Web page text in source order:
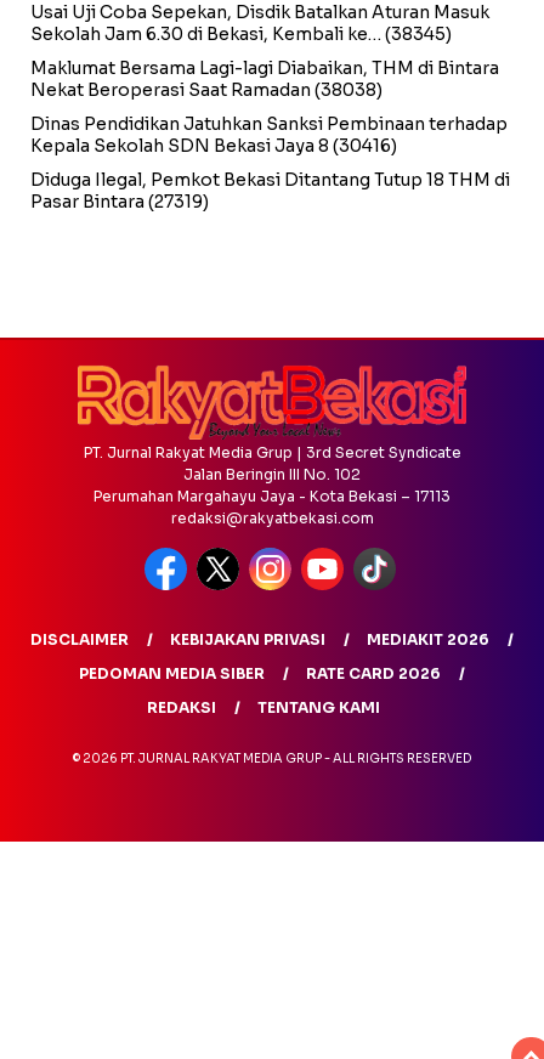
Usai Uji Coba Sepekan, Disdik Batalkan Aturan Masuk
Sekolah Jam 6.30 di Bekasi, Kembali ke… (38345)
Maklumat Bersama Lagi-lagi Diabaikan, THM di Bintara
Nekat Beroperasi Saat Ramadan (38038)
Dinas Pendidikan Jatuhkan Sanksi Pembinaan terhadap
Kepala Sekolah SDN Bekasi Jaya 8 (30416)
Diduga Ilegal, Pemkot Bekasi Ditantang Tutup 18 THM di
Pasar Bintara (27319)
PT. Jurnal Rakyat Media Grup | 3rd Secret Syndicate
Jalan Beringin III No. 102
Perumahan Margahayu Jaya - Kota Bekasi – 17113
redaksi@rakyatbekasi.com
DISCLAIMER KEBIJAKAN PRIVASI
MEDIAKIT 2026
PEDOMAN MEDIA SIBER
RATE CARD 2026
REDAKSI
TENTANG KAMI
© 2026 PT. JURNAL RAKYAT MEDIA GRUP - ALL RIGHTS RESERVED